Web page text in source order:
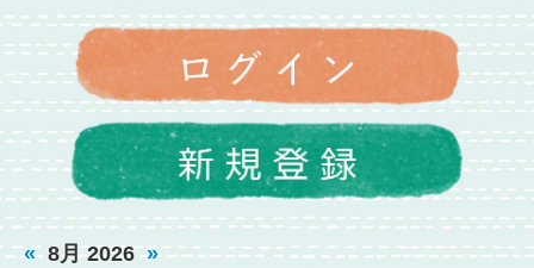
« 8月 2026 »